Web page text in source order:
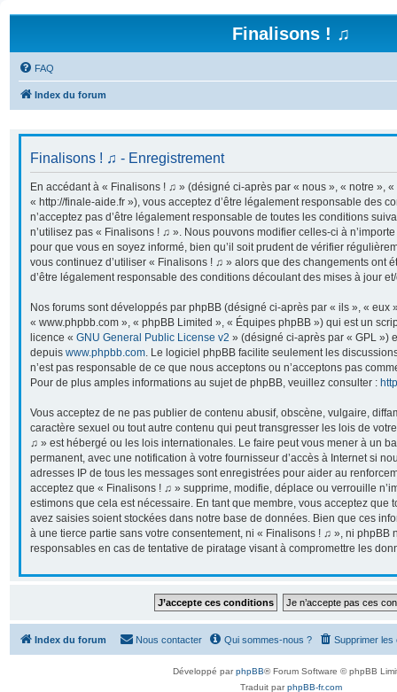
Finalisons ! ♫
FAQ
Index du forum
Finalisons ! ♫ - Enregistrement
En accédant à « Finalisons ! ♫ » (désigné ci-après par « nous », « notre »,
« http://finale-aide.fr »), vous acceptez d’être légalement responsable des
n’acceptez pas d’être légalement responsable de toutes les conditions
n’utilisez pas « Finalisons ! ♫ ». Nous pouvons modifier celles-ci à
pour que vous en soyez informé, bien qu’il soit prudent de vérifier
vous continuez d’utiliser « Finalisons ! ♫ » alors que des changements ont
d’être légalement responsable des conditions découlant des mises à jour
Nos forums sont développés par phpBB (désigné ci-après par « ils », « eux
« www.phpbb.com », « phpBB Limited », « Équipes phpBB ») qui est un
licence « GNU General Public License v2 » (désigné ci-après par « GPL »)
depuis www.phpbb.com. Le logiciel phpBB facilite seulement les
n’est pas responsable de ce que nous acceptons ou n’acceptons pas
Pour de plus amples informations au sujet de phpBB, veuillez consulter :
Vous acceptez de ne pas publier de contenu abusif, obscène, vulgaire,
caractère sexuel ou tout autre contenu qui peut transgresser les lois de
♫ » est hébergé ou les lois internationales. Le faire peut vous mener à un
permanent, avec une notification à votre fournisseur d’accès à Internet si
adresses IP de tous les messages sont enregistrées pour aider au
acceptez que « Finalisons ! ♫ » supprime, modifie, déplace ou verrouille
estimons que cela est nécessaire. En tant que membre, vous acceptez que
avez saisies soient stockées dans notre base de données. Bien que ces
à une tierce partie sans votre consentement, ni « Finalisons ! ♫ », ni phpBB
responsables en cas de tentative de piratage visant à compromettre les
Index du forum Supprimer les
Qui sommes-nous ?
Nous contacter
Développé parphpBB® Forum Software © phpBB
Traduit parphpBB-fr.com